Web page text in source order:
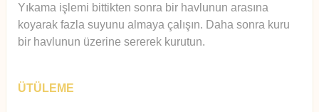
Yıkama işlemi bittikten sonra bir havlunun arasına
koyarak fazla suyunu almaya çalışın. Daha sonra kuru
bir havlunun üzerine sererek kurutun.
ÜTÜLEME